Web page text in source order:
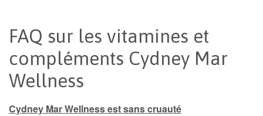
FAQ sur les vitamines et
compléments Cydney Mar
Wellness
Cydney Mar Wellness est sans cruauté